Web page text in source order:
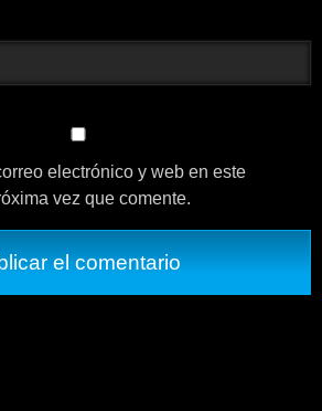
electrónico y web en este
vez que comente.